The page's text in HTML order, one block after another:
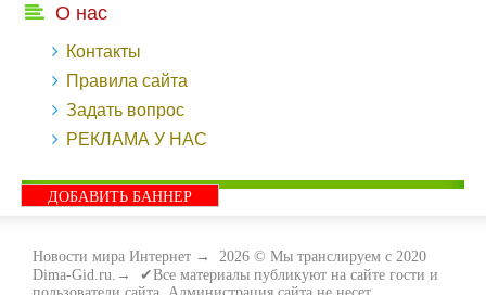
О нас
Контакты
Правила сайта
Задать вопрос
РЕКЛАМА У НАС
ДОБАВИТЬ БАННЕР
Новости мира Интернет → 2026 © Мы транслируем с 2020
Dima-Gid.ru.→ ✔Все материалы публикуют на сайте гости и